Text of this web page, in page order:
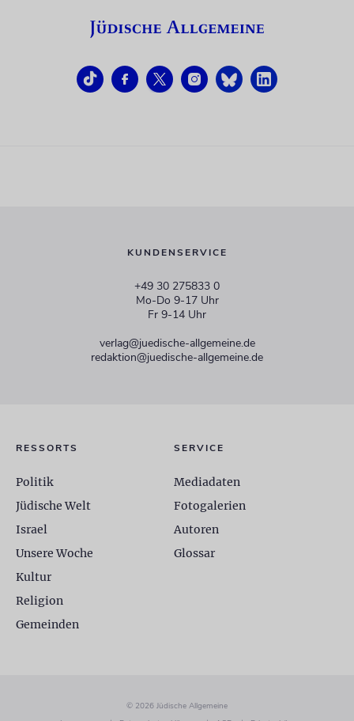
KUNDENSERVICE
+49 30 275833 0
Mo-Do 9-17 Uhr
Fr 9-14 Uhr
verlag@juedische-allgemeine.de
redaktion@juedische-allgemeine.de
RESSORTS
Politik
Jüdische Welt
Israel
Unsere Woche
Kultur
Religion
Gemeinden
SERVICE
Mediadaten
Fotogalerien
Autoren
Glossar
© 2026 Jüdische Allgemeine